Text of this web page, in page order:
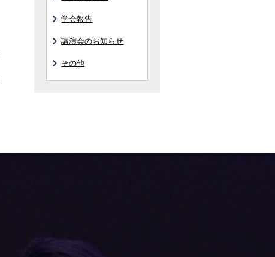
学会報告
講演会のお知らせ
その他